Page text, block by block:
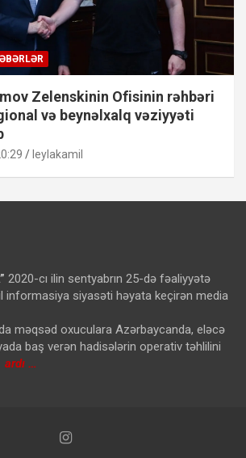
Zelenskinin Ofisinin rəhbəri
və beynəlxalq vəziyyəti
leylakamil
2020-cı ilin sentyabrın 25-də fəaliyyətə
informasiya siyasəti həyata keçirən media
məqsəd oxuculara Azərbaycanda, eləcə
baş verən hadisələrin operativ təhlilini
ardı …